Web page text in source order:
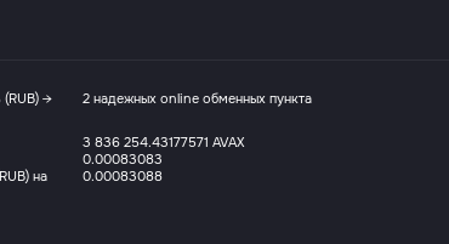
→
2 надежных online обменных пункта
3 836 254.43177571 AVAX
0.00083083
на
0.00083088